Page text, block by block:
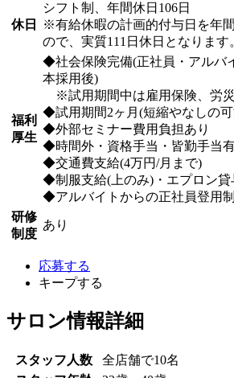
休日
シフト制、年間休日106日
※有給休暇の計画的付与日を年
ので、実質111日休日となります
福利
厚生
◆社会保険完備(正社員・アルバ
本採用後)
※試用期間中は雇用保険、労
◆試用期間2ヶ月(短縮やなしの
◆外部セミナー費用負担あり
◆時間外・資格手当・皆勤手当
◆交通費支給(4万円/月まで)
◆制服支給(上のみ)・エプロン貸
◆アルバイトからの正社員登用
研修
制度
あり
応募する
キープする
サロン情報詳細
スタッフ人数
全店舗で10名